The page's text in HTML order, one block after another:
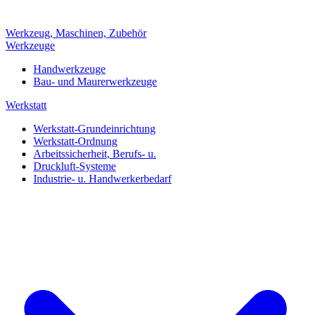
Werkzeug, Maschinen, Zubehör
Werkzeuge
Handwerkzeuge
Bau- und Maurerwerkzeuge
Werkstatt
Werkstatt-Grundeinrichtung
Werkstatt-Ordnung
Arbeitssicherheit, Berufs- u.
Druckluft-Systeme
Industrie- u. Handwerkerbedarf